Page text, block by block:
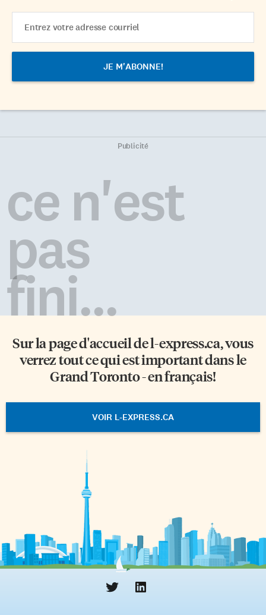
Address
Publicité
ce n'est
pas
fini...
Sur la page d'accueil del-express.ca, vous
verrez tout ce qui est important dans le
Grand Toronto - en français!
VOIR L-EXPRESS.CA